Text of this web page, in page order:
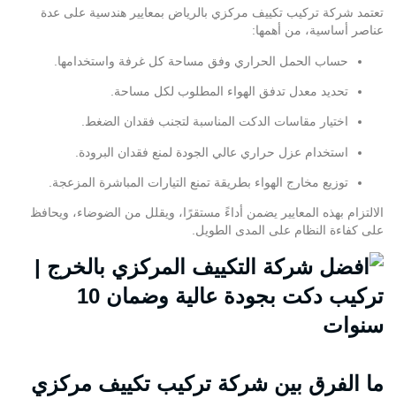
تعتمد شركة تركيب تكييف مركزي بالرياض بمعايير هندسية على عدة
عناصر أساسية، من أهمها:
حساب الحمل الحراري وفق مساحة كل غرفة واستخدامها.
تحديد معدل تدفق الهواء المطلوب لكل مساحة.
اختيار مقاسات الدكت المناسبة لتجنب فقدان الضغط.
استخدام عزل حراري عالي الجودة لمنع فقدان البرودة.
توزيع مخارج الهواء بطريقة تمنع التيارات المباشرة المزعجة.
الالتزام بهذه المعايير يضمن أداءً مستقرًا، ويقلل من الضوضاء، ويحافظ
على كفاءة النظام على المدى الطويل.
ما الفرق بين شركة تركيب تكييف مركزي